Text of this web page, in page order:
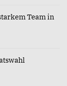
Team in